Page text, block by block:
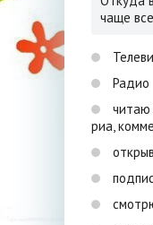
чаще
Радио
читаю
риа,